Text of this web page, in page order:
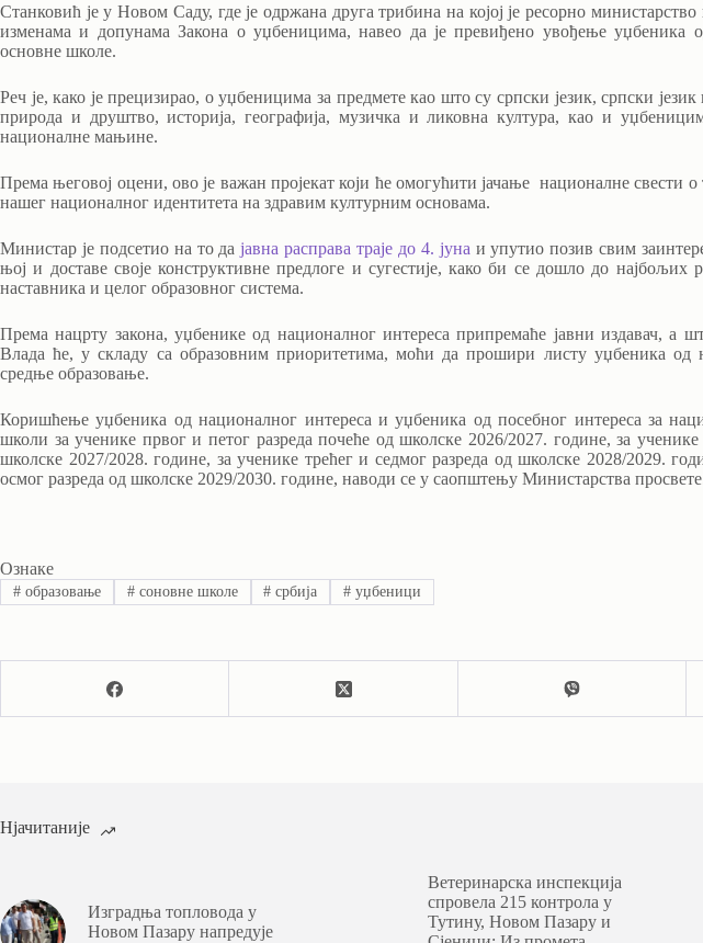
Станковић је у Новом Саду, где је одржана друга трибина на којој је ресорно
изменама и допунама Закона о уџбеницима, навео да је превиђено увођење уџбеника
основне школе.
Реч је, како је прецизирао, о уџбеницима за предмете као што су српски језик, српски
природа и друштво, историја, географија, музичка и ликовна култура, као и
националне мањине.
Према његовој оцени, ово је важан пројекат који ће омогућити јачање националне свести
нашег националног идентитета на здравим културним основама.
Министар је подсетио на то дајавна расправа траје до 4. јуна и упутио позив свим
њој и доставе своје конструктивне предлоге и сугестије, како би се дошло до најбољих
наставника и целог образовног система.
Према нацрту закона, уџбенике од националног интереса припремаће јавни издавач, а
Влада ће, у складу са образовним приоритетима, моћи да прошири листу уџбеника од
средње образовање.
Коришћење уџбеника од националног интереса и уџбеника од посебног интереса за
школи за ученике првог и петог разреда почеће од школске 2026/2027. године, за
школске 2027/2028. године, за ученике трећег и седмог разреда од школске 2028/2029.
осмог разреда од школске 2029/2030. године, наводи се у саопштењу Министарства
Ознаке
#образовање #соновне школе # србија # уџбеници
Нјачитаније
Изградња топловода у
Новом Пазару напредује
Ветеринарска инспекција
спровела 215 контрола у
Тутину, Новом Пазару и